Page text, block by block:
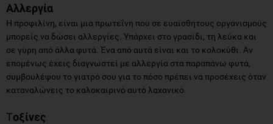
Αλλεργία
Η προφιλίνη, είναι μια πρωτεΐνη που σε ευαίσθητους οργανισμούς
μπορείς να δώσει αλλεργίες. Υπάρχει στο γρασίδι, τη λεύκα και
σε γύρη από άλλα φυτά. Ένα από αυτά είναι και το κολοκύθι. Αν
επομένως έχεις διαγνωστεί με αλλεργία στα παραπάνω φυτά,
συμβουλέψου το γιατρό σου για το πόσο πρέπει να προσέχεις όταν
καταναλώνεις το καλοκαιρινό αυτό λαχανικό.
Τοξίνες